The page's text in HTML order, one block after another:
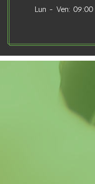
Lun - Ven: